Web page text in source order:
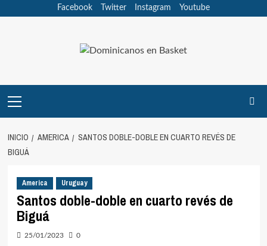
Facebook Twitter Instagram Youtube
principal
INICIO AMERICA
SANTOS DOBLE-DOBLE EN CUARTO REVÉS DE
BIGUÁ
America Uruguay
Santos doble-doble en cuarto revés de
Biguá
25/01/2023 0